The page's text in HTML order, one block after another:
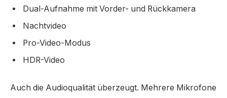
Dual-Aufnahme mit Vorder- und Rückkamera
Nachtvideo
Pro-Video-Modus
HDR-Video
Auch die Audioqualität überzeugt. Mehrere Mikrofone